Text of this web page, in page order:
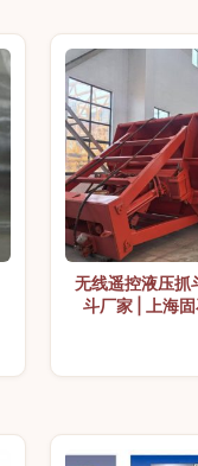
无线遥控液压抓
斗厂家 | 上海